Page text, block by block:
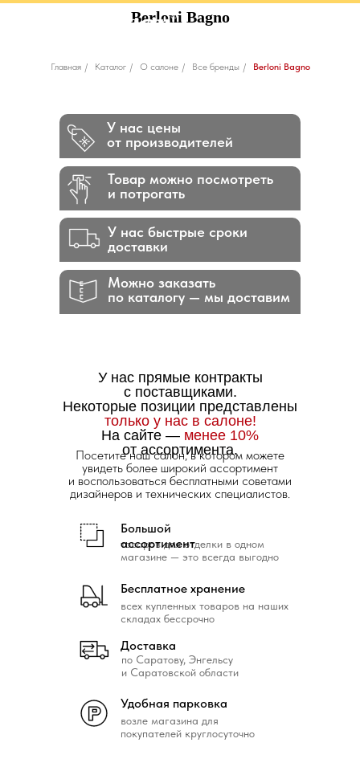
Berloni Bagno
Главная / Каталог / О салоне / Все бренды / Berloni Bagno
Можно заказать
по каталогу — мы доставим
У нас быстрые сроки
доставки
Товар можно посмотреть
и потрогать
У нас цены
от производителей
возле магазина для
покупателей круглосуточно
Удобная парковка
всех купленных товаров на наших
складах бессрочно
Бесплатное хранение
товаров для отделки в одном
магазине — это всегда выгодно
Большой
ассортимент
по Саратову, Энгельсу
и Саратовской области
Доставка
У нас прямые контракты
с поставщиками.
Некоторые позиции представлены
только у нас в салоне!
На сайте — менее 10%
от ассортимента.
Посетите наш салон, в котором можете
увидеть более широкий ассортимент
и воспользоваться бесплатными советами
дизайнеров и технических специалистов.